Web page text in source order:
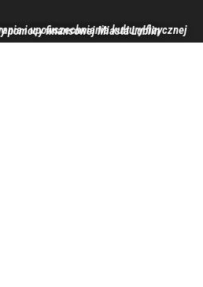
kultury fizycznej realizowane jest przy pomocy finansowej Miasta Lublin